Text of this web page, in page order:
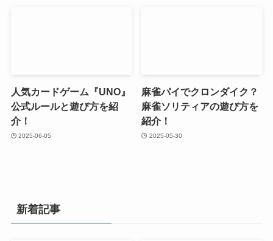
人気カードゲーム『UNO』
公式ルールと遊び方を紹
介！
2025-06-05
麻雀パイでクロンダイク？
麻雀ソリティアの遊び方を
紹介！
2025-05-30
新着記事